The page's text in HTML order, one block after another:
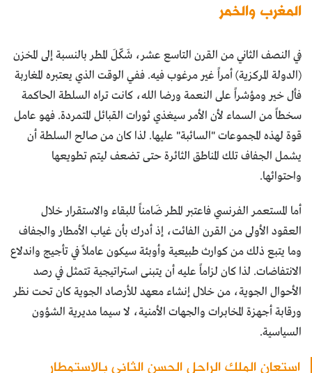
المغرب والخمر
في النصف الثاني من القرن التاسع عشر، شَكّلَ المطر بالنسبة إلى المخزن
(الدولة المركزية) أمراً غير مرغوب فيه. ففي الوقت الذي يعتبره المغاربة
فأل خير ومؤشراً على النعمة ورضا الله، كانت تراه السلطة الحاكمة
سخطاً من السماء لأن الأمر سيغذي ثورات القبائل المتمردة. فهو عامل
قوة لهذه المجموعات "السائبة" عليها. لذا كان من صالح السلطة أن
يشمل الجفاف تلك المناطق الثائرة حتى تضعف ليتم تطويعها
واحتوائها.
أما المستعمر الفرنسي فاعتبر المطر ضَامناً للبقاء والاستقرار خلال
العقود الأولى من القرن الفائت، إذ أدرك بأن غياب الأمطار والجفاف
وما يتبع ذلك من كوارث طبيعية وأوبئة سيكون عاملاً في تأجيج واندلاع
الانتفاضات. لذا كان لزاماً عليه أن يتبنى استراتيجية تتمثل في رصد
الأحوال الجوية، من خلال إنشاء معهد للأرصاد الجوية كان تحت نظر
ورقابة أجهزة المخابرات والجهات الأمنية، لا سيما مديرية الشؤون
السياسية.
استعان الملك الراحل الحسن الثاني بالاستمطار